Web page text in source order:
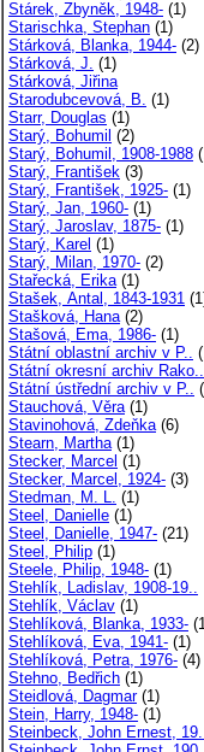
Stárek, Zbyněk, 1948- (1)
Starischka, Stephan (1)
Stárková, Blanka, 1944- (2)
Stárková, J. (1)
Stárková, Jiřina
Starodubcevová, B. (1)
Starr, Douglas (1)
Starý, Bohumil (2)
Starý, Bohumil, 1908-1988
Starý, František (3)
Starý, František, 1925- (1)
Starý, Jan, 1960- (1)
Starý, Jaroslav, 1875- (1)
Starý, Karel (1)
Starý, Milan, 1970- (2)
Stařecká, Erika(1)
Stašek, Antal, 1843-1931
Stašková, Hana(2)
Stašová, Ema, 1986- (1)
Státní oblastní archiv v P..
Státní okresní archiv Rako..
Státní ústřední archiv v P..
Stauchová, Věra(1)
Stavinohová, Zdeňka(6)
Stearn, Martha(1)
Stecker, Marcel (1)
Stecker, Marcel, 1924- (3)
Stedman, M. L. (1)
Steel, Danielle (1)
Steel, Danielle, 1947- (21)
Steel, Philip (1)
Steele, Philip, 1948- (1)
Stehlík, Ladislav, 1908-19..
Stehlík, Václav (1)
Stehlíková, Blanka, 1933-
Stehlíková, Eva, 1941- (1)
Stehlíková, Petra, 1976- (4)
Stehno, Bedřich (1)
Steidlová, Dagmar(1)
Stein, Harry, 1948- (1)
Steinbeck, John Ernest,